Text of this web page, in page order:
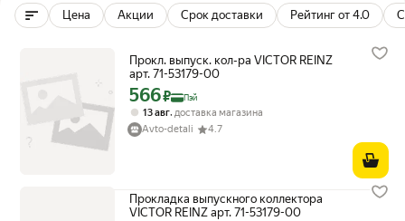
Цена Акции Срок доставки Рейтинг от 4.0
Прокл. выпуск. кол-ра VICTOR REINZ
арт. 71-53179-00
Цена с картой Яндекс Пэй 566 ₽ вместо
566₽ Пэй
13 авг, доставка магазина
Avto-detali
4.7
Прокладка выпускного коллектора
VICTOR REINZ арт. 71-53179-00